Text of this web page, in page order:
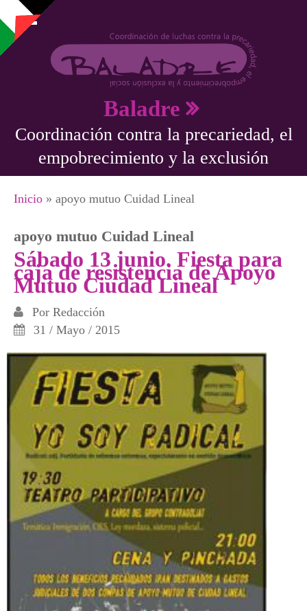
Pasar al contenido principal
Baladre
Coordinación contra la precariedad, el
empobrecimiento y la exclusión
Se encuentra usted aquí
Inicio » apoyo mutuo Cuidad Lineal
apoyo mutuo Cuidad Lineal
Sábado 13 junio. Fiesta para
caja de resistencia de Apoyo
Mutuo Ciudad Lineal
Por Redacción
31 / Mayo / 2015